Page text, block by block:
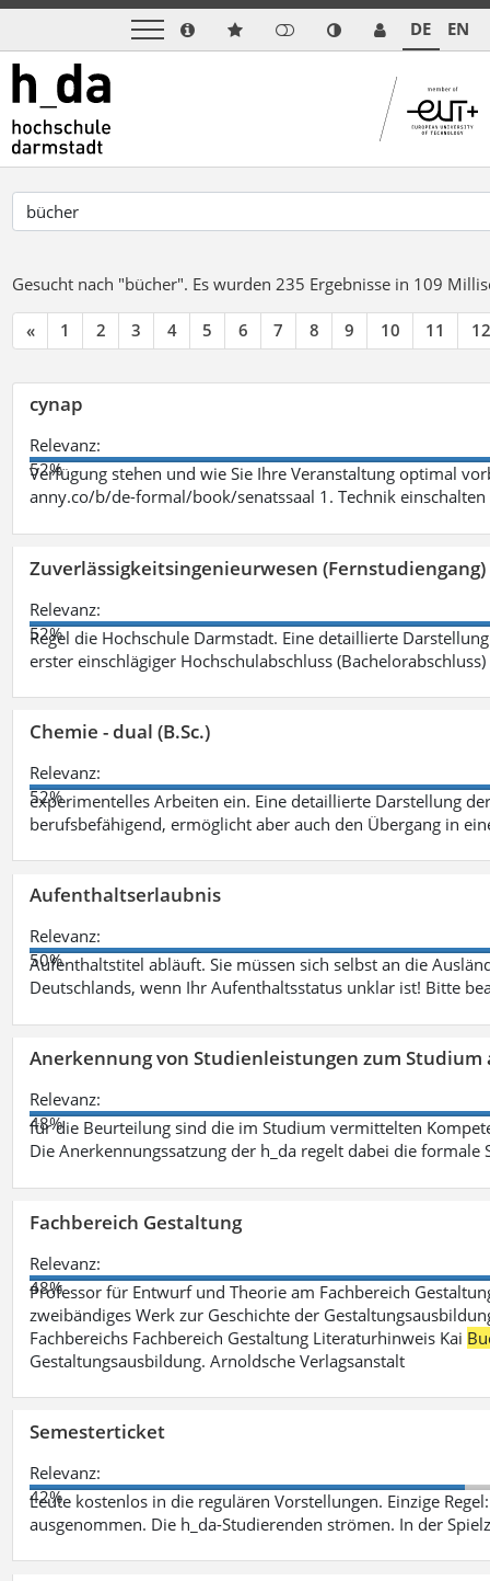
DE EN
Gesucht nach "bücher". Es wurden 235 Ergebnisse in 109
« 1 2 3 4 5 6 7 8 9 10 11 12
cynap
Relevanz:
52%
Verfügung stehen und wie Sie Ihre Veranstaltung optimal
anny.co/b/de-formal/book/senatssaal 1. Technik
Zuverlässigkeitsingenieurwesen (Fernstudiengang)
Relevanz:
52%
Regel die Hochschule Darmstadt. Eine detaillierte
erster einschlägiger Hochschulabschluss
Chemie - dual (B.Sc.)
Relevanz:
52%
experimentelles Arbeiten ein. Eine detaillierte Darstellung
berufsbefähigend, ermöglicht aber auch den Übergang in
Aufenthaltserlaubnis
Relevanz:
50%
Aufenthaltstitel abläuft. Sie müssen sich selbst an die
Deutschlands, wenn Ihr Aufenthaltsstatus unklar ist! Bitte
Anerkennung von Studienleistungen zum Studium
Relevanz:
48%
für die Beurteilung sind die im Studium vermittelten
Die Anerkennungssatzung der h_da regelt dabei die formale
Fachbereich Gestaltung
Relevanz:
48%
Professor für Entwurf und Theorie am Fachbereich
zweibändiges Werk zur Geschichte der
Fachbereichs Fachbereich Gestaltung Literaturhinweis Kai
Gestaltungsausbildung. Arnoldsche Verlagsanstalt
Semesterticket
Relevanz:
42%
Leute kostenlos in die regulären Vorstellungen. Einzige
ausgenommen. Die h_da-Studierenden strömen. In der